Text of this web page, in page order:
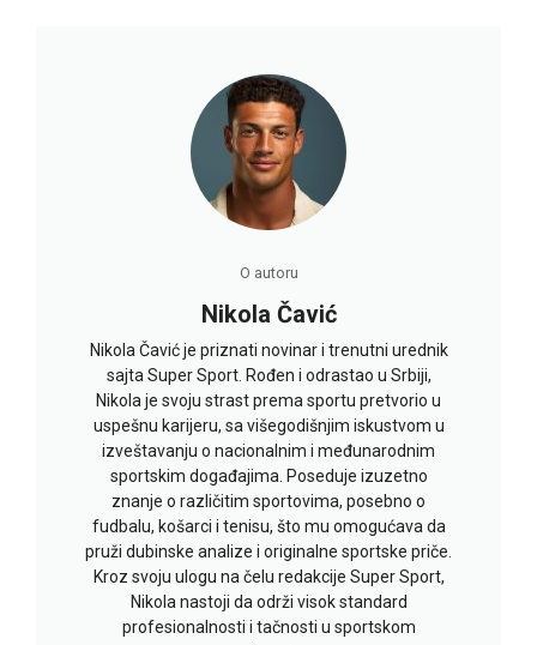
O autoru
Nikola Čavić
Nikola Čavić je priznati novinar i trenutni urednik
sajta Super Sport. Rođen i odrastao u Srbiji,
Nikola je svoju strast prema sportu pretvorio u
uspešnu karijeru, sa višegodišnjim iskustvom u
izveštavanju o nacionalnim i međunarodnim
sportskim događajima. Poseduje izuzetno
znanje o različitim sportovima, posebno o
fudbalu, košarci i tenisu, što mu omogućava da
pruži dubinske analize i originalne sportske priče.
Kroz svoju ulogu na čelu redakcije Super Sport,
Nikola nastoji da održi visok standard
profesionalnosti i tačnosti u sportskom